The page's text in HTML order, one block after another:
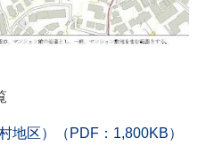
地区）（PDF：1,800KB）